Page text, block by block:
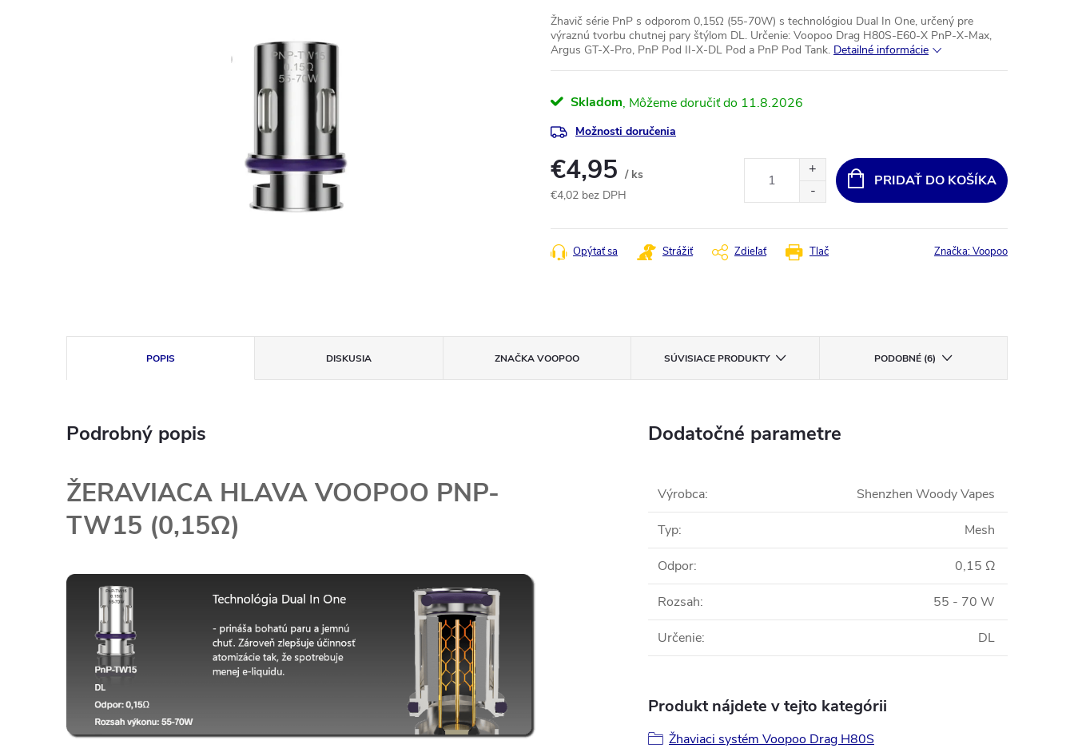
Žhavič série PnP s odporom 0,15Ω (55-70W) s technológiou Dual In One, určený pre
výraznú tvorbu chutnej pary štýlom DL. Určenie: Voopoo Drag H80S-E60-X PnP-X-Max,
Argus GT-X-Pro, PnP Pod II-X-DL Pod a PnP Pod Tank. Detailné informácie
Skladom 11.8.2026
Možnosti doručenia
€4,95 / ks
€4,02 bez DPH
PRIDAŤ DO KOŠÍKA
Tlač
Opýtať sa Strážiť Zdieľať Značka:Voopoo
POPIS DISKUSIA ZNAČKAVOOPOO SÚVISIACE PRODUKTY PODOBNÉ (6)
Podrobný popis
ŽERAVIACA HLAVA VOOPOO PNP-
TW15 (0,15Ω)
Dodatočné parametre
Výrobca: Shenzhen Woody Vapes
Typ: Mesh
Odpor: 0,15 Ω
Rozsah: 55 - 70 W
Určenie: DL
Produkt nájdete v tejto kategórii
Žhaviaci systém Voopoo Drag H80S